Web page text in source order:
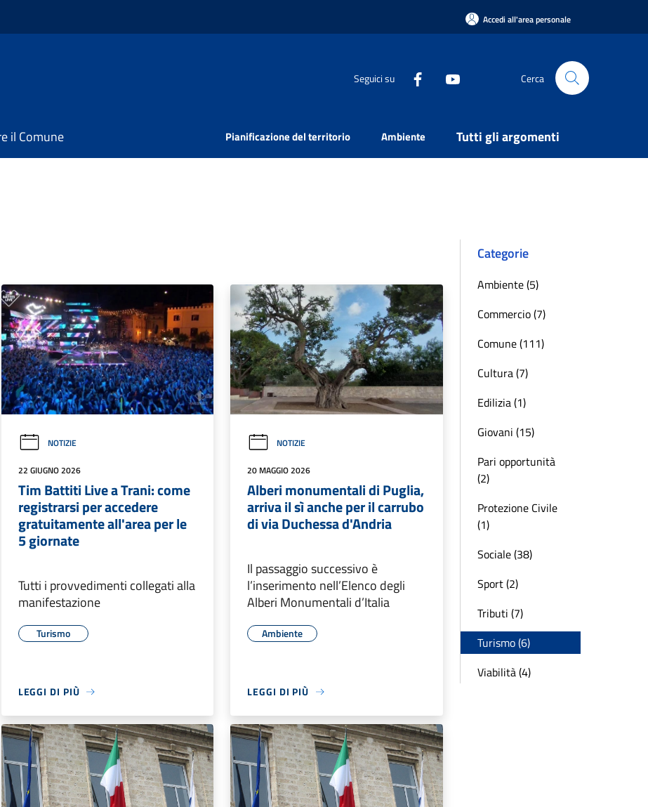
Accedi all'area personale
Seguici su Cerca
il Comune Pianificazione del territorio Ambiente Tutti gli argomenti
NOTIZIE
22 GIUGNO 2026
Tim Battiti Live a Trani: come
registrarsi per accedere
gratuitamente all'area per le
5 giornate
Tutti i provvedimenti collegati alla
manifestazione
Turismo
LEGGI DI PIÙ
NOTIZIE
20 MAGGIO 2026
Alberi monumentali di Puglia,
arriva il sì anche per il carrubo
di via Duchessa d'Andria
Il passaggio successivo è
l’inserimento nell’Elenco degli
Alberi Monumentali d’Italia
Ambiente
LEGGI DI PIÙ
Categorie
Ambiente (5)
Commercio (7)
Comune (111)
Cultura (7)
Edilizia (1)
Giovani (15)
Pari opportunità
(2)
Protezione Civile
(1)
Sociale (38)
Sport (2)
Tributi (7)
Turismo (6)
Viabilità (4)